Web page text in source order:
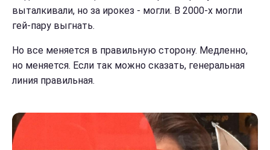
выталкивали, но за ирокез - могли. В 2000-х могли
гей-пару выгнать.
Но все меняется в правильную сторону. Медленно,
но меняется. Если так можно сказать, генеральная
линия правильная.